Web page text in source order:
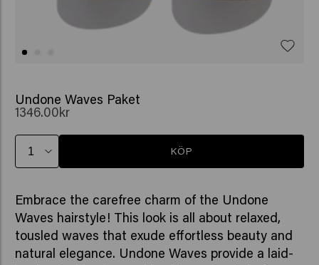
Undone Waves Paket
1346.00kr
KÖP
Embrace the carefree charm of the Undone
Waves hairstyle! This look is all about relaxed,
tousled waves that exude effortless beauty and
natural elegance. Undone Waves provide a laid-